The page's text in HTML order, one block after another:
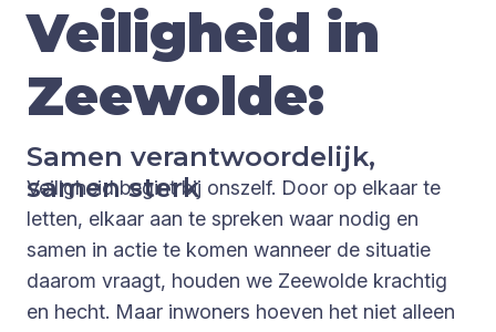
Veiligheid in
Zeewolde:
Samen verantwoordelijk,
samen sterk
Veiligheid begint bij onszelf. Door op elkaar te
letten, elkaar aan te spreken waar nodig en
samen in actie te komen wanneer de situatie
daarom vraagt, houden we Zeewolde krachtig
en hecht. Maar inwoners hoeven het niet alleen